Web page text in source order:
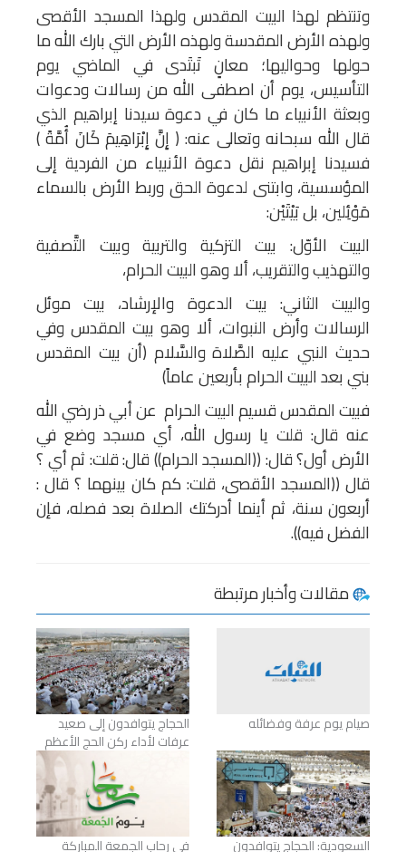
وتنتظم لهذا البيت المقدس ولهذا المسجد الأقصى
ولهذه الأرض المقدسة ولهذه الأرض التي بارك الله ما
حولها وحواليها؛ معانٍ تَبتَدى في الماضي يوم
التأسيس، يوم أن اصطفى الله من رسالات ودعوات
وبعثة الأنبياء ما كان في دعوة سيدنا إبراهيم الذي
قال الله سبحانه وتعالى عنه: ﴿ إِنَّ إِبْرَاهِيمَ كَانَ أُمَّةً )
فسيدنا إبراهيم نقل دعوة الأنبياء من الفردية إلى
المؤسسية، وابتنى لدعوة الحق وربط الأرض بالسماء
مَوْئِلين، بل بَيْتَيْن:
البيت الأوّل: بيت التزكية والتربية وبيت التَّصفية
والتهذيب والتقريب، ألا وهو البيت الحرام،
والبيت الثاني: بيت الدعوة والإرشاد، بيت موئل
الرسالات وأرض النبوات، ألا وهو بيت المقدس وفي
حديث النبي عليه الصَّلاة والسَّلام (أن بيت المقدس
بني بعد البيت الحرام بأربعين عاماً)
فبيت المقدس قسيم البيت الحرام عن أبي ذر رضي الله
عنه قال: قلت يا رسول الله، أي مسجد وضع في
الأرض أول؟ قال: ((المسجد الحرام)) قال: قلت: ثم أي ؟
قال ((المسجد الأقصى، قلت: كم كان بينهما ؟ قال :
أربعون سنة، ثم أينما أدركتك الصلاة بعد فصله، فإن
الفضل فيه)).
مقالات وأخبار مرتبطة
صيام يوم عرفة وفضائله الحجاج يتوافدون إلى صعيد
عرفات لأداء ركن الحج الأعظم
السعودية: الحجاج يتوافدون في رحاب الجمعة المباركة